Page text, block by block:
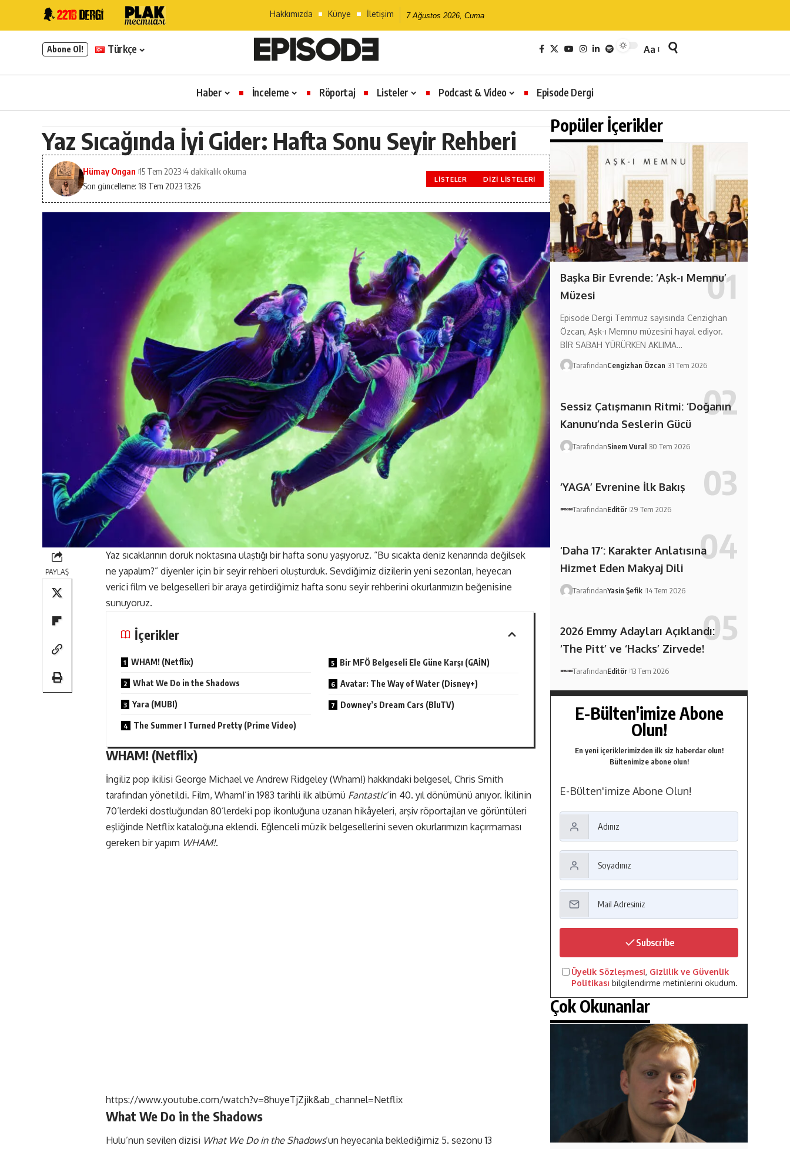
Hakkımızda Künye İletişim 7 Ağustos 2026, Cuma
Abone Ol! Türkçe Aa
Haber İnceleme Röportaj Listeler Podcast & Video Episode Dergi
Yaz Sıcağında İyi Gider: Hafta Sonu Seyir Rehberi
Son güncelleme: 18 Tem 2023 13:26
Hümay Ongan 15 Tem 2023 4 dakikalık okuma
LISTELER DIZI LISTELERI
PAYLAŞ
Yaz sıcaklarının doruk noktasına ulaştığı bir hafta sonu yaşıyoruz. “Bu sıcakta deniz kenarında değilsek
ne yapalım?” diyenler için bir seyir rehberi oluşturduk. Sevdiğimiz dizilerin yeni sezonları, heyecan
verici film ve belgeselleri bir araya getirdiğimiz hafta sonu seyir rehberini okurlarımızın beğenisine
sunuyoruz.
İçerikler
WHAM! (Netflix)
What We Do in the Shadows
Yara (MUBI)
The Summer I Turned Pretty (Prime Video)
Bir MFÖ Belgeseli Ele Güne Karşı (GAİN)
Avatar: The Way of Water (Disney+)
Downey’s Dream Cars (BluTV)
WHAM! (Netflix)
İngiliz pop ikilisi George Michael ve Andrew Ridgeley (Wham!) hakkındaki belgesel, Chris Smith
tarafından yönetildi. Film, Wham!’in 1983 tarihli ilk albümü Fantastic‘in 40. yıl dönümünü anıyor. İkilinin
70’lerdeki dostluğundan 80’lerdeki pop ikonluğuna uzanan hikâyeleri, arşiv röportajları ve görüntüleri
eşliğinde Netflix kataloğuna eklendi. Eğlenceli müzik belgesellerini seven okurlarımızın kaçırmaması
gereken bir yapım WHAM!.
https://www.youtube.com/watch?v=8huyeTjZjik&ab_channel=Netflix
What We Do in the Shadows
Hulu’nun sevilen dizisi What We Do in the Shadows’un heyecanla beklediğimiz 5. sezonu 13
Popüler İçerikler
Başka Bir Evrende: ‘Aşk-ı Memnu’
Müzesi
Episode Dergi Temmuz sayısında Cenzighan
Özcan, Aşk-ı Memnu müzesini hayal ediyor.
BİR SABAH YÜRÜRKEN AKLIMA…
TarafındanCengizhan Özcan 31 Tem 2026
Sessiz Çatışmanın Ritmi: ‘Doğanın
Kanunu’nda Seslerin Gücü
TarafındanSinem Vural 30 Tem 2026
‘YAGA’ Evrenine İlk Bakış
TarafındanEditör 29 Tem 2026
‘Daha 17’: Karakter Anlatısına
Hizmet Eden Makyaj Dili
TarafındanYasin Şefik 14 Tem 2026
2026 Emmy Adayları Açıklandı:
‘The Pitt’ ve ‘Hacks’ Zirvede!
TarafındanEditör 13 Tem 2026
E-Bülten'imize Abone
Olun!
En yeni içeriklerimizden ilk siz haberdar olun!
Bültenimize abone olun!
E-Bülten'imize Abone Olun!
Subscribe
Üyelik Sözleşmesi, Gizlilik ve Güvenlik
Politikası bilgilendirme metinlerini okudum.
Çok Okunanlar